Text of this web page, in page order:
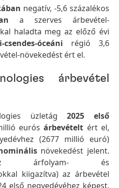
negatív, -5,6 százalékos
a szerves árbevétel-
haladta meg az előző évi
csendes-óceáni régió 3,6
növekedést ért el.
árbevétel
üzletág2025 első
eurósárbevételt ért el,
(2677 millió euró)
növekedést jelent.
árfolyam- és
kiigazítva) az árbevétel
első negyedévéhez képest.